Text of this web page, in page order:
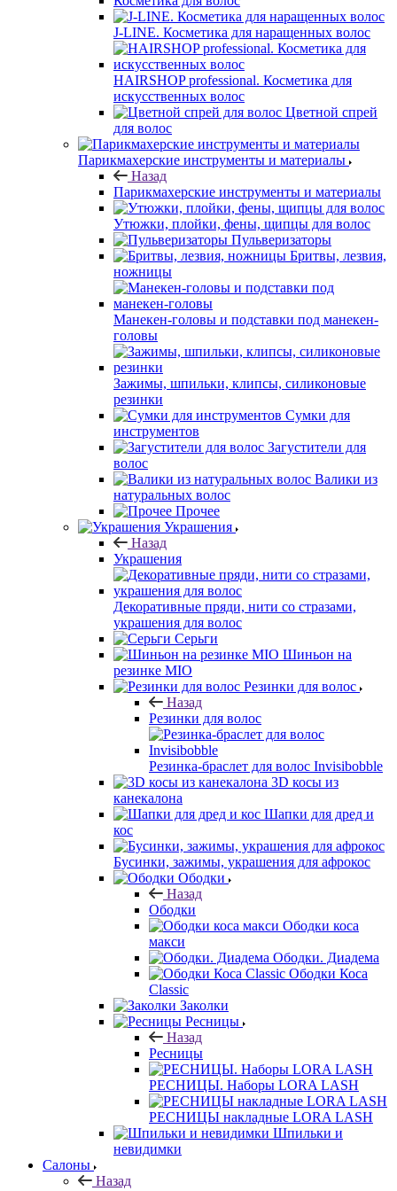
J-LINE. Косметика для наращенных волос
HAIRSHOP professional. Косметика для
искусственных волос
Цветной спрей
для волос
Парикмахерские инструменты и материалы
Назад
Парикмахерские инструменты и материалы
Утюжки, плойки, фены, щипцы для волос
Пульверизаторы
Бритвы, лезвия,
ножницы
Манекен-головы и подставки под манекен-
головы
Зажимы, шпильки, клипсы, силиконовые
резинки
Сумки для
инструментов
Загустители для
волос
Валики из
натуральных волос
Прочее
Украшения
Назад
Украшения
Декоративные пряди, нити со стразами,
украшения для волос
Серьги
Шиньон на
резинке MIO
Резинки для волос
Назад
Резинки для волос
Резинка-браслет для волос Invisibobble
3D косы из
канекалона
Шапки для дред и
кос
Бусинки, зажимы, украшения для афрокос
Ободки
Назад
Ободки
Ободки коса
макси
Ободки. Диадема
Ободки Коса
Classic
Заколки
Ресницы
Назад
Ресницы
РЕСНИЦЫ. Наборы LORA LASH
РЕСНИЦЫ накладные LORA LASH
Шпильки и
невидимки
Салоны
Назад